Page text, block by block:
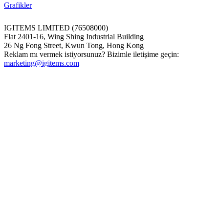
Grafikler
IGITEMS LIMITED (76508000)
Flat 2401-16, Wing Shing Industrial Building
26 Ng Fong Street, Kwun Tong, Hong Kong
Reklam mı vermek istiyorsunuz? Bizimle iletişime geçin:
marketing@igitems.com